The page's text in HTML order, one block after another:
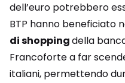
dell’euro potrebbero
BTP hanno beneficiato
di shoppingdella
Francoforte a far
italiani, permettendo